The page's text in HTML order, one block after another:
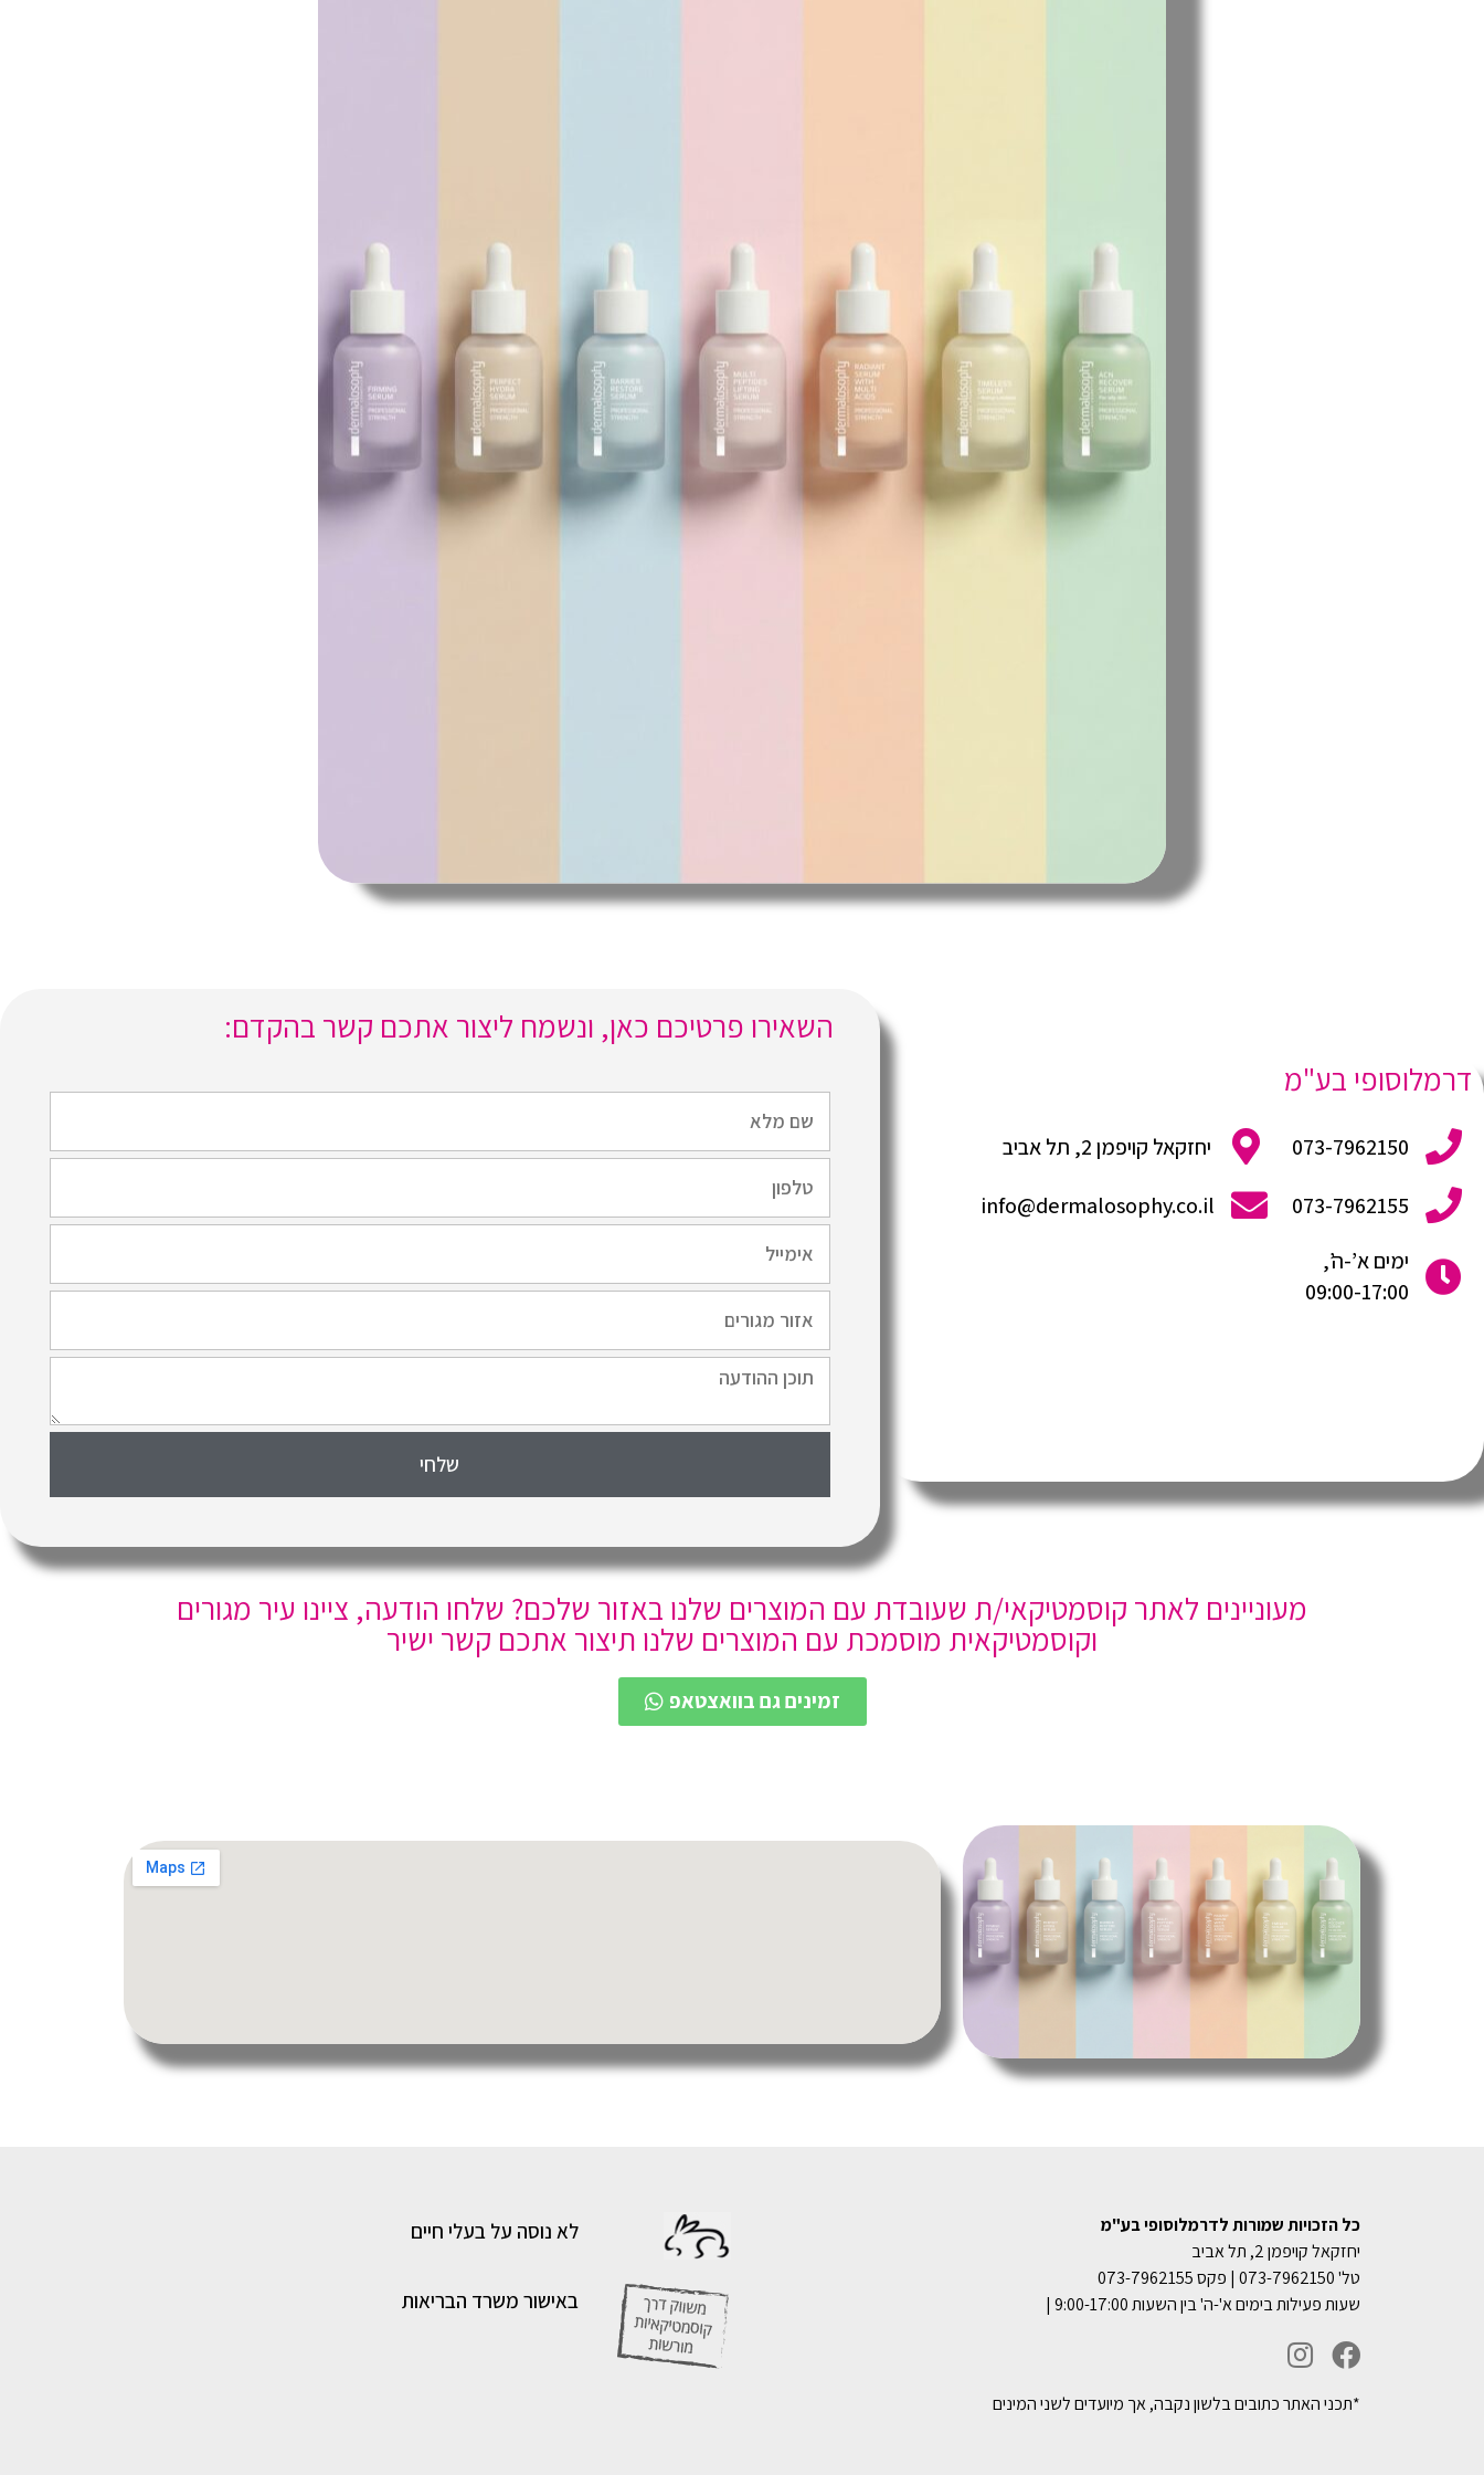
דרמלוסופי בע"מ
073-7962150 יחזקאל קויפמן 2, תל אביב
073-7962155
info@dermalosophy.co.il
ימים א’-ה’,
09:00-17:00
השאירו פרטיכם כאן, ונשמח ליצור אתכם קשר בהקדם:
שלחי
מעוניינים לאתר קוסמטיקאי/ת שעובדת עם המוצרים שלנו באזור שלכם? שלחו הודעה, ציינו עיר מגורים
וקוסמטיקאית מוסמכת עם המוצרים שלנו תיצור אתכם קשר ישיר
זמינים גם בוואצטאפ
כל הזכויות שמורות לדרמלוסופי בע"מ
יחזקאל קויפמן 2, תל אביב
טל' 073-7962150 | פקס 073-7962155
שעות פעילות בימים א'-ה' בין השעות 9:00-17:00 |
*תכני האתר כתובים בלשון נקבה, אך מיועדים לשני המינים
לא נוסה על בעלי חיים
באישור משרד הבריאות